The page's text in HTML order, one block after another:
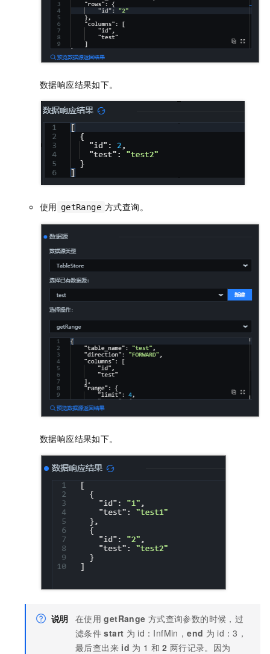
数据响应结果如下。
使用 getRange 方式查询。
数据响应结果如下。
说明 在使用 getRange 方式查询参数的时候，过
滤条件 start 为 id：InfMin ，end 为 id：3 ，
最后查出来 id 为 1 和 2 两行记录。因为